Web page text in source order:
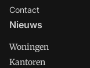
Contact
Nieuws
Woningen
Kantoren